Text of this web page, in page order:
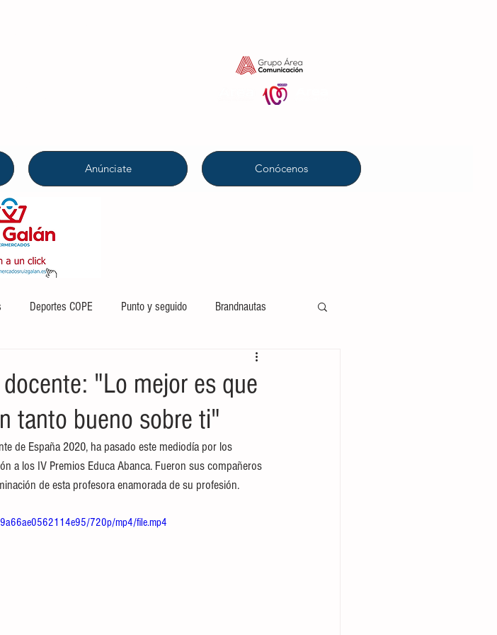
Anúnciate Conócenos
Deportes COPE Punto y seguido Brandnautas
"Lo mejor es que
tanto bueno sobre ti"
de España 2020, ha pasado este mediodía por los
a los IV Premios Educa Abanca. Fueron sus compañeros
de esta profesora enamorada de su profesión.
720p/mp4/file.mp4